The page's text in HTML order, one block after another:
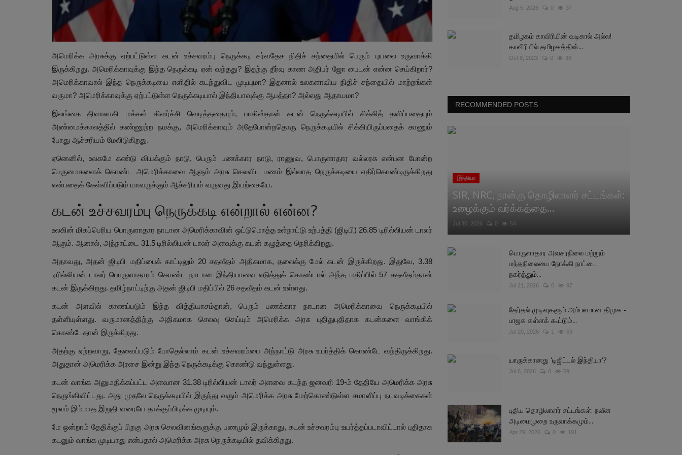
அமெரிக்க அரசுக்கு ஏற்பட்டுள்ள கடன் உச்சவரம்பு நெருக்கடி சர்வதேச நிதிச் சந்தையில் பெரும் புயலை உருவாக்கி
இருக்கிறது. அமெரிக்காவுக்கு இந்த நெருக்கடி ஏன் வந்தது? இதற்கு தீர்வு காண அதிபர் ஜோ பைடன் என்ன செய்கிறார்?
அமெரிக்காவால் இந்த நெருக்கடியை எளிதில் கடந்துவிட முடியுமா? இதனால் உலகளாவிய நிதிச் சந்தையில் மாற்றங்கள்
வருமா? அமெரிக்காவுக்கு ஏற்பட்டுள்ள நெருக்கடியால் இந்தியாவுக்கு ஆபத்தா? அல்லது ஆதாயமா?
இலங்கை திவாலாகி மக்கள் கிளர்ச்சி வெடித்ததையும், பாகிஸ்தான் கடன் நெருக்கடியில் சிக்கித் தவிப்பதையும்
அண்மைக்காலத்தில் கண்ணுற்ற நமக்கு, அமெரிக்காவும் அதேபோன்றதொரு நெருக்கடியில் சிக்கியிருப்பதைக் காணும்
போது ஆச்சரியம் மேலிடுகிறது.
ஏனெனில், உலகமே கண்டு வியக்கும் நாடு, பெரும் பணக்கார நாடு, ராணுவ, பொருளாதார வல்லரசு என்பன போன்ற
பெருமைகளைக் கொண்ட அமெரிக்காவை ஆளும் அரசு செலவிட பணம் இல்லாத நெருக்கடியை எதிர்கொண்டிருக்கிறது
என்பதைக் கேள்விப்படும் யாவருக்கும் ஆச்சரியம் வருவது இயற்கையே.
கடன் உச்சவரம்பு நெருக்கடி என்றால் என்ன?
உலகின் மிகப்பெரிய பொருளாதார நாடான அமெரிக்காவின் ஒட்டுமொத்த உள்நாட்டு உற்பத்தி (ஜிடிபி) 26.85 டிரில்லியன் டாலர்
ஆகும். ஆனால், அந்நாட்டை 31.5 டிரில்லியன் டாலர் அளவுக்கு கடன் கழுத்தை நெரிக்கிறது.
அதாவது, அதன் ஜிடிபி மதிப்பைக் காட்டிலும் 20 சதவீதம் அதிகமாக, தலைக்கு மேல் கடன் இருக்கிறது. இதுவே, 3.38
டிரில்லியன் டாலர் பொருளாதாரம் கொண்ட நாடான இந்தியாவை எடுத்துக் கொண்டால் அந்த மதிப்பில் 57 சதவீதம்தான்
கடன் இருக்கிறது. தமிழ்நாட்டிற்கு அதன் ஜிடிபி மதிப்பில் 26 சதவீதம் கடன் உள்ளது.
கடன் அளவில் காணப்படும் இந்த வித்தியாசம்தான், பெரும் பணக்கார நாடான அமெரிக்காவை நெருக்கடியில்
தள்ளியுள்ளது. வருமானத்திற்கு அதிகமாக செலவு செய்யும் அமெரிக்க அரசு புதிதுபுதிதாக கடன்களை வாங்கிக்
கொண்டேதான் இருக்கிறது.
அதற்கு ஏற்றவாறு, தேவைப்படும் போதெல்லாம் கடன் உச்சவரம்பை அந்நாட்டு அரசு உயர்த்திக் கொண்டே வந்திருக்கிறது.
அதுதான் அமெரிக்க அரசை இன்று இந்த நெருக்கடிக்கு கொண்டு வந்துள்ளது.
கடன் வாங்க அனுமதிக்கப்பட்ட அளவான 31.38 டிரில்லியன் டாலர் அளவை கடந்த ஜனவரி 19-ம் தேதியே அமெரிக்க அரசு
நெருங்கிவிட்டது. அது முதலே நெருக்கடியில் இருந்து வரும் அமெரிக்க அரசு மேற்கொண்டுள்ள சமாளிப்பு நடவடிக்கைகள்
மூலம் இம்மாத இறுதி வரையே தாக்குப்பிடிக்க முடியும்.
மே ஒன்றாம் தேதிக்குப் பிறகு அரசு செலவினங்களுக்கு பணமும் இருக்காது, கடன் உச்சவரம்பு உயர்த்தப்படாவிட்டால் புதிதாக
கடனும் வாங்க முடியாது என்பதால் அமெரிக்க அரசு நெருக்கடியில் தவிக்கிறது.
Aug 5, 2026 0 37
தமிழகம் காவிரியின் வடிகால் அல்ல!
காவிரியில் தமிழகத்தின்...
Oct 8, 2023 0 36
RECOMMENDED POSTS
இந்தியா
SIR, NRC, நான்கு தொழிலாளர் சட்டங்கள்:
உழைக்கும் வர்க்கத்தை...
Jul 30, 2026 0 54
பொருளாதார அவசரநிலை மற்றும்
மந்தநிலையை நோக்கி நாட்டை
நகர்த்தும்...
Jul 21, 2026 0 97
தேர்தல் முடிவுகளும் அம்பலமான திமுக -
பாஜக கள்ளக் கூட்டும்...
Jul 20, 2026 1 59
யாருக்கானது 'டிஜிட்டல் இந்தியா'?
Jul 6, 2026 0 69
புதிய தொழிலாளர் சட்டங்கள்: நவீன
அடிமைமுறை உருவாக்கமும்...
Apr 29, 2026 0 191